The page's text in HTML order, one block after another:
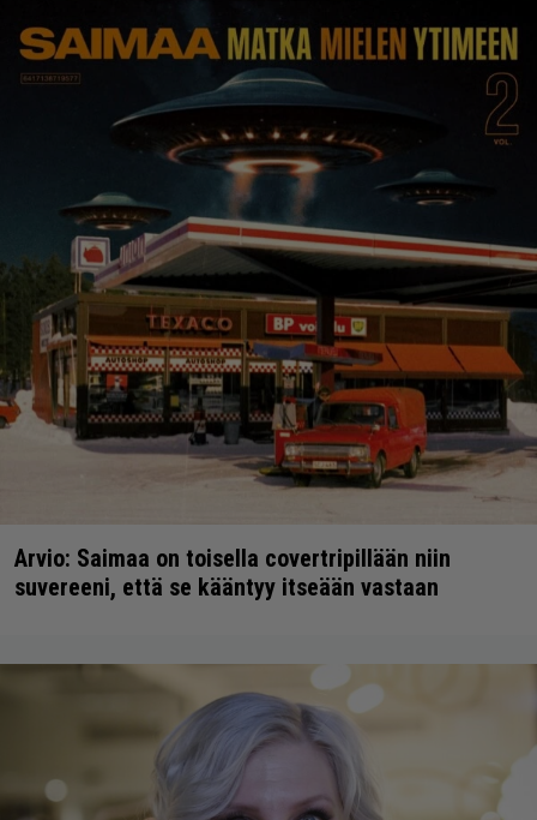
Arvio: Saimaa on toisella covertripillään niin
suvereeni, että se kääntyy itseään vastaan